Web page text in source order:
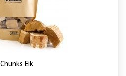
Chunks Eik